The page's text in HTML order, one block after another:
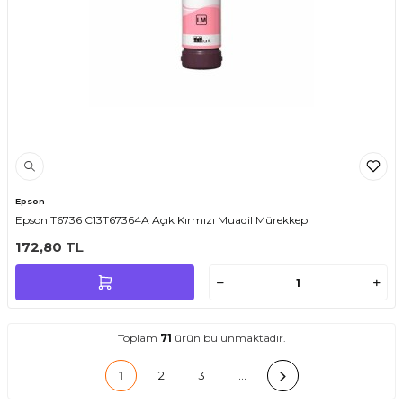
Epson
Epson T6736 C13T67364A Açık Kırmızı Muadil Mürekkep
172,80 TL
Toplam 71 ürün bulunmaktadır.
1 2 3